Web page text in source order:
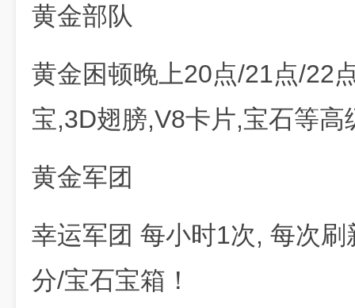
黄金部队
黄金困顿晚上20点/21点/22
宝,3D翅膀,V8卡片,宝石等高
黄金军团
幸运军团 每小时1次, 每次
分/宝石宝箱！